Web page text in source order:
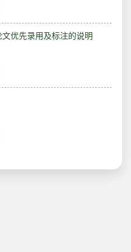
文优先录用及标注的说明